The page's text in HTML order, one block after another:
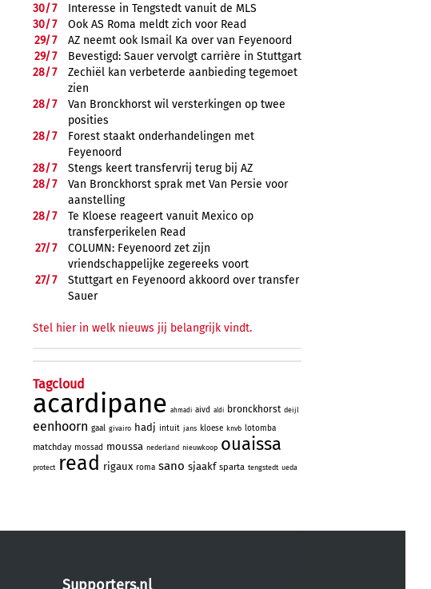
30/7
Interesse in Tengstedt vanuit de MLS
30/7
Ook AS Roma meldt zich voor Read
29/7
AZ neemt ook Ismail Ka over van Feyenoord
29/7
Bevestigd: Sauer vervolgt carrière in Stuttgart
28/7
Zechiël kan verbeterde aanbieding tegemoet
zien
28/7
Van Bronckhorst wil versterkingen op twee
posities
28/7
Forest staakt onderhandelingen met
Feyenoord
28/7
Stengs keert transfervrij terug bij AZ
28/7
Van Bronckhorst sprak met Van Persie voor
aanstelling
28/7
Te Kloese reageert vanuit Mexico op
transferperikelen Read
27/7
COLUMN: Feyenoord zet zijn
vriendschappelijke zegereeks voort
27/7
Stuttgart en Feyenoord akkoord over transfer
Sauer
Stel hier in welk nieuws jij belangrijk vindt.
Tagcloud
acardipane ahmadi aivd aldi bronckhorst deijl
eenhoorn gaal givairo hadj intuit jans kloese knvb lotomba
matchday mossad moussa nederland nieuwkoop ouaissa
protect read rigaux roma sano sjaakf sparta tengstedt ueda
Supporters.nl